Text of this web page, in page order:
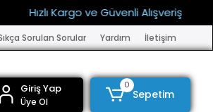
Kargo ve Güvenli Alışveriş 15.000
Sorulan Sorular Yardım İletişim
Giriş Yap
Üye Ol
0
Sepetim